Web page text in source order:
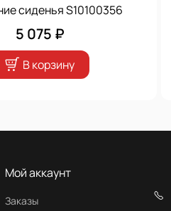
сиденья S10100356
5 075 ₽
В корзину
Мой аккаунт
Заказы